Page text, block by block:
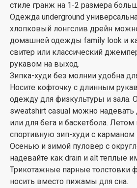
стиле гранж на 1-2 размера
Одежда underground
хлопковый лонгслив дрейн
домашней одежды family look и
свитер или классический
рукавом на выход.
Зипка-худи без молнии удобна
Носите кофточку с длинным
одежду для физкультуры и зала.
sweatshirt casual можно надевать
или для бега и баскетбола. Летом
спортивную зип-худи с карманом
Осенью и зимой пуловер с
надевайте как drain и alt теплые
Трикотажные парные толстовки
носить вместо пижамы для сна.